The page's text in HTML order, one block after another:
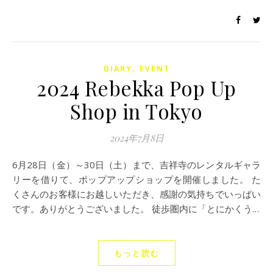
DIARY, EVENT
2024 Rebekka Pop Up
Shop in Tokyo
2024年7月8日
6月28日（金）～30日（土）まで、吉祥寺のレンタルギャラ
リーを借りて、ポップアップショップを開催しました。 た
くさんのお客様にお越しいただき、感謝の気持ちでいっぱい
です。ありがとうございました。 徒歩圏内に「とにかくう…
もっと読む